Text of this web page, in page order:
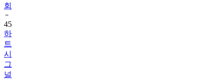
회
45
하
트
시
그
널